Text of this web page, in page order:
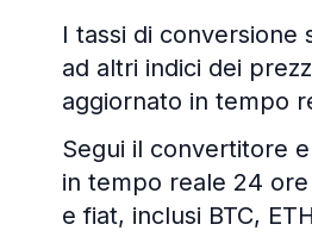
I tassi di conversione
ad altri indici dei
aggiornato in tempo
Segui il convertitore
in tempo reale 24
e fiat, inclusi BTC,